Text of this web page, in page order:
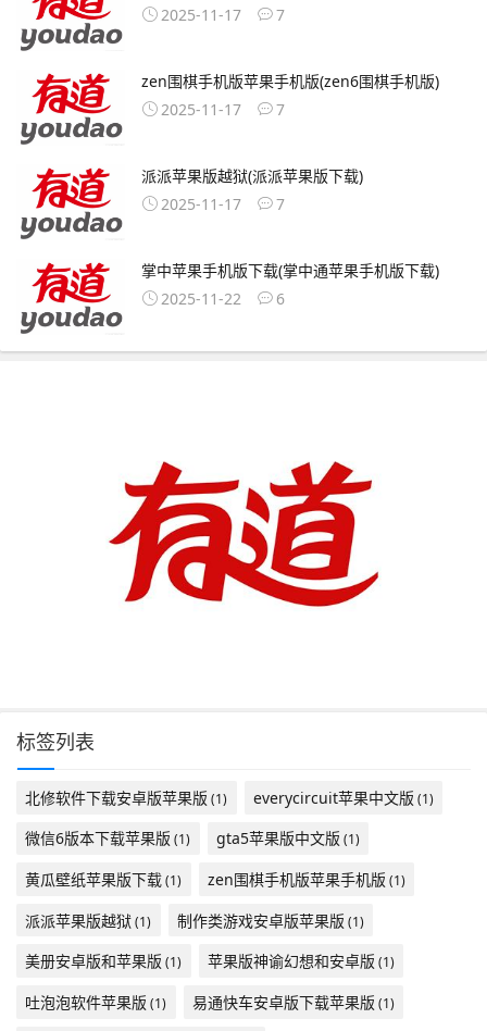
2025-11-17 7
zen围棋手机版苹果手机版(zen6围棋手机版)
2025-11-17
7
派派苹果版越狱(派派苹果版下载)
2025-11-17
7
掌中苹果手机版下载(掌中通苹果手机版下载)
2025-11-22
6
标签列表
北修软件下载安卓版苹果版 (1) everycircuit苹果中文版 (1)
微信6版本下载苹果版 (1) gta5苹果版中文版 (1)
黄瓜壁纸苹果版下载(1) zen围棋手机版苹果手机版 (1)
派派苹果版越狱(1) 制作类游戏安卓版苹果版 (1)
美册安卓版和苹果版 (1) 苹果版神谕幻想和安卓版 (1)
吐泡泡软件苹果版 (1) 易通快车安卓版下载苹果版 (1)